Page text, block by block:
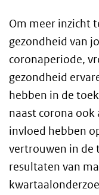
Om meer inzicht
gezondheid van
coronaperiode,
gezondheid
hebben in de
naast corona ook
invloed hebben
vertrouwen in de
resultaten van